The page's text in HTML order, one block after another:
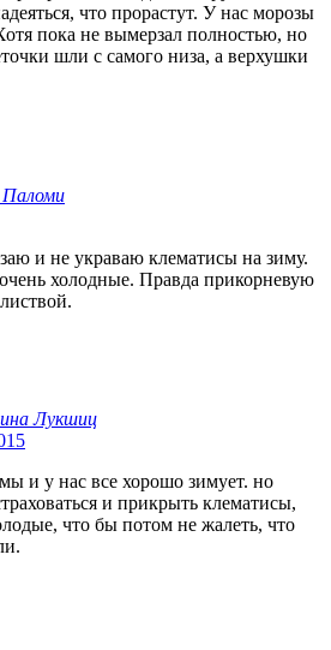
что прорастут. У нас морозы
пока не вымерзал полностью, но
шли с самого низа, а верхушки
Паломи
и не украваю клематисы на зиму.
холодные. Правда прикорневую
Лукшиц
и у нас все хорошо зимует. но
и прикрыть клематисы,
что бы потом не жалеть, что